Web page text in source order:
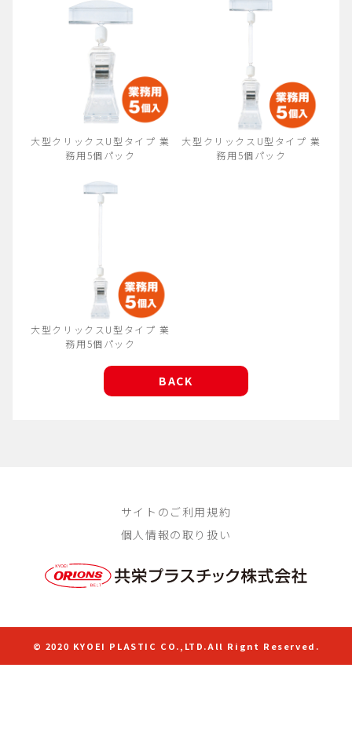
大型クリックスU型タイプ 業
務用5個パック
大型クリックスU型タイプ 業
務用5個パック
大型クリックスU型タイプ 業
務用5個パック
BACK
サイトのご利用規約
個人情報の取り扱い
© 2020 KYOEI PLASTIC CO.,LTD.All Rignt Reserved.